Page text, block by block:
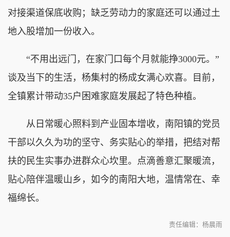
对接渠道保底收购；缺乏劳动力的家庭还可以通过土
地入股增加一份收入。
“不用出远门，在家门口每个月就能挣3000元。”
谈及当下的生活，杨集村的杨成女满心欢喜。目前，
全镇累计带动35户困难家庭发展起了特色种植。
从日常暖心照料到产业固本增收，南阳镇的党员
干部以久久为功的坚守、务实贴心的举措，把结对帮
扶的民生实事办进群众心坎里。点滴善意汇聚暖流，
贴心陪伴温暖山乡，如今的南阳大地，温情常在、幸
福绵长。
责任编辑：杨晨雨